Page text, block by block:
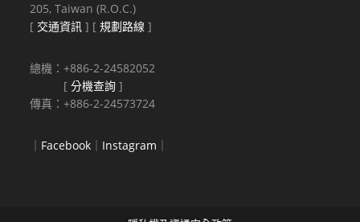
205, Taiwan (R.O.C.)
[ 交通資訊 ] [規劃路線 ]
總機：+886-2-24582052
[分機查詢 ]
傳真：+886-2-24573724
Facebook Instagram